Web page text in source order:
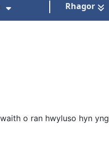
Rhagor
o ran hwyluso hyn yng